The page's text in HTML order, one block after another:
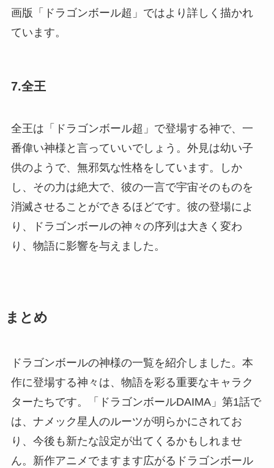
画版「ドラゴンボール超」ではより詳しく描かれ
ています。
7.全王
全王は「ドラゴンボール超」で登場する神で、一
番偉い神様と言っていいでしょう。外見は幼い子
供のようで、無邪気な性格をしています。しか
し、その力は絶大で、彼の一言で宇宙そのものを
消滅させることができるほどです。彼の登場によ
り、ドラゴンボールの神々の序列は大きく変わ
り、物語に影響を与えました。
まとめ
ドラゴンボールの神様の一覧を紹介しました。本
作に登場する神々は、物語を彩る重要なキャラク
ターたちです。「ドラゴンボールDAIMA」第1話で
は、ナメック星人のルーツが明らかにされてお
り、今後も新たな設定が出てくるかもしれませ
ん。新作アニメでますます広がるドラゴンボール